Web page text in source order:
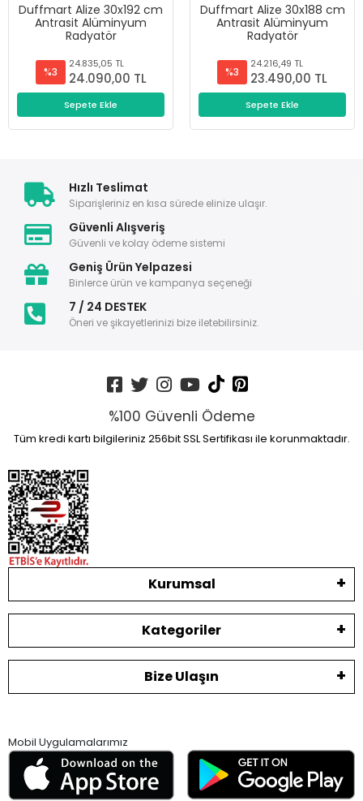
Duffmart Alize 30x192 cm
Antrasit Alüminyum
Radyatör
%3
24.835,05 TL
24.090,00 TL
Sepete Ekle
Duffmart Alize 30x188 cm
Antrasit Alüminyum
Radyatör
%3
24.216,49 TL
23.490,00 TL
Sepete Ekle
Hızlı Teslimat
Siparişleriniz en kısa sürede elinize ulaşır.
Güvenli Alışveriş
Güvenli ve kolay ödeme sistemi
Geniş Ürün Yelpazesi
Binlerce ürün ve kampanya seçeneği
7 / 24 DESTEK
Öneri ve şikayetlerinizi bize iletebilirsiniz.
%100 Güvenli Ödeme
Tüm kredi kartı bilgileriniz 256bit SSL Sertifikası ile korunmaktadır.
Kurumsal
Kategoriler
Bize Ulaşın
Mobil Uygulamalarımız